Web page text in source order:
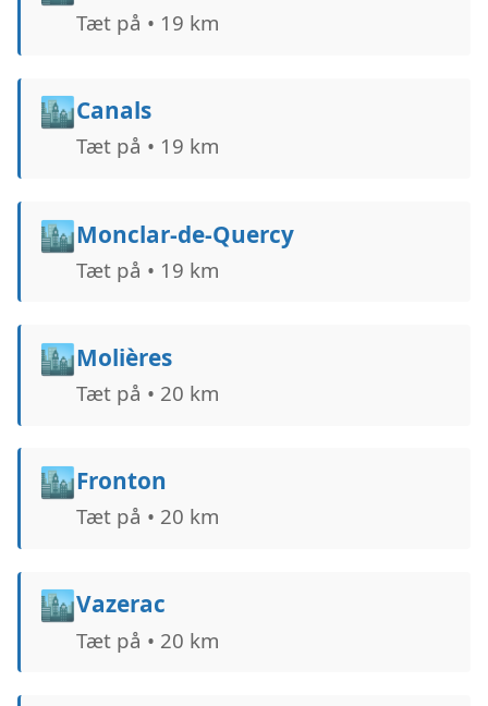
Tæt på • 19 km
🏙️Canals
Tæt på • 19 km
🏙️Monclar-de-Quercy
Tæt på • 19 km
🏙️Molières
Tæt på • 20 km
🏙️Fronton
Tæt på • 20 km
🏙️Vazerac
Tæt på • 20 km